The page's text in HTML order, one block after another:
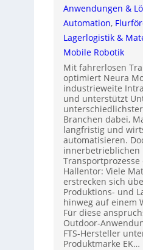
Anwendungen &
Automation,
Lagerlogistik &
Mobile Robotik
Mit fahrerlosen
optimiert Neura
industrieweite
und unterstützt
Branchen dabei,
langfristig und
automatisieren.
innerbetrieblichen
Transportprozesse
Hallentor: Viele
erstrecken sich
Produktions- und
hinweg auf einem
Für diese
Outdoor-
FTS-Hersteller
Produktmarke EK…